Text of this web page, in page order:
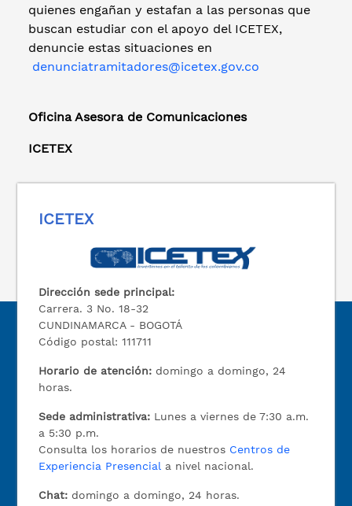
quienes engañan y estafan a las personas que
buscan estudiar con el apoyo del ICETEX,
denuncie estas situaciones en
denunciatramitadores@icetex.gov.co
Oficina Asesora de Comunicaciones
ICETEX
ICETEX
Dirección sede principal:
Carrera. 3 No. 18-32
CUNDINAMARCA - BOGOTÁ
Código postal: 111711
Horario de atención: domingo a domingo, 24
horas.
Sede administrativa: Lunes a viernes de 7:30 a.m.
a 5:30 p.m.
Consulta los horarios de nuestros Centros de
Experiencia Presencial a nivel nacional.
Chat: domingo a domingo, 24 horas.